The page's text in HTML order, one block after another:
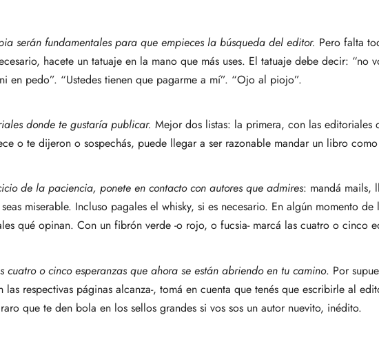
serán fundamentales para que empieces la búsqueda del editor. Pero falta
hacete un tatuaje en la mano que más uses. El tatuaje debe decir: “no
en pedo”. “Ustedes tienen que pagarme a mí”. “Ojo al piojo”.
donde te gustaría publicar. Mejor dos listas: la primera, con las editoriales
o te dijeron o sospechás, puede llegar a ser razonable mandar un libro
de la paciencia, ponete en contacto con autores que admires: mandá mails,
miserable. Incluso pagales el whisky, si es necesario. En algún momento
qué opinan. Con un fibrón verde -o rojo, o fucsia- marcá las cuatro o cinco
cuatro o cinco esperanzas que ahora se están abriendo en tu camino. Por
respectivas páginas alcanza-, tomá en cuenta que tenés que escribirle al
que te den bola en los sellos grandes si vos sos un autor nuevito, inédito.